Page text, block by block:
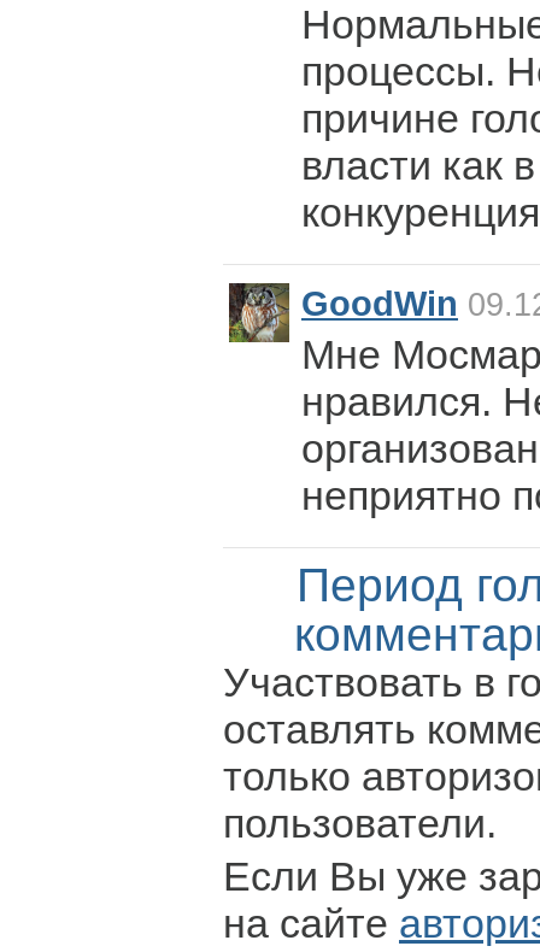
процессы.
причине
власти как
GoodWin
Мне
нравился.
неприятно
Период
Участвовать в
оставлять
только
пользователи.
Если Вы уже
на сайте